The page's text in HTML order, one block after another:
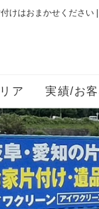
けはおまかせください
ア 実績/お